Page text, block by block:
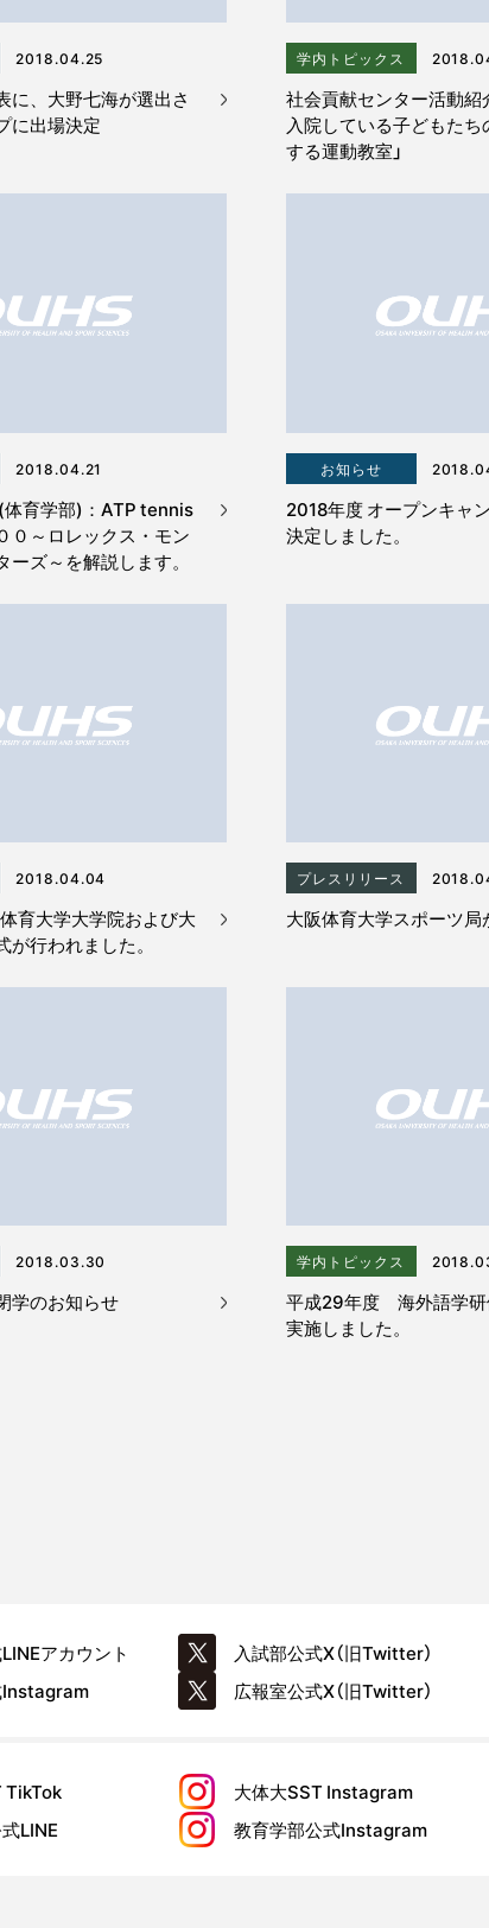
2018.04.25
に、大野七海が選出さ
に出場決定
学内トピックス
社会貢献センター活動紹
入院している子どもた
する運動教室」
2018.04.21
体育学部)：ATP tennis
０～ロレックス・モン
ズ～を解説します。
お知らせ
2018年度 オープンキャ
決定しました。
2018.04.04
育大学大学院および大
行われました。
プレスリリース
大阪体育大学スポーツ局
2018.03.30
のお知らせ
学内トピックス
平成29年度 海外語学研
実施しました。
LINEアカウント 入試部公式X（旧Twitter）
Instagram 広報室公式X（旧Twitter）
TikTok 大体大SST Instagram
LINE 教育学部公式Instagram